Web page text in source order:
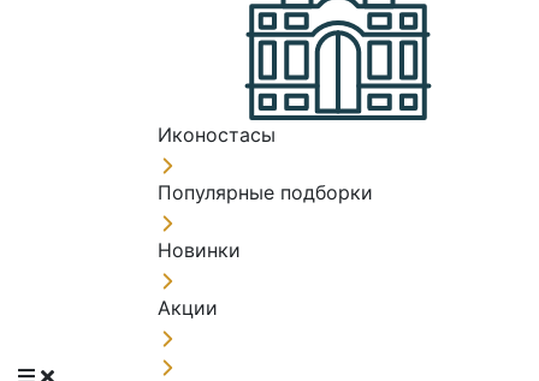
Иконостасы
Популярные подборки
Новинки
Акции